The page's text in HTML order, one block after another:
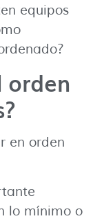
equipos
orden
en orden
lo mínimo o